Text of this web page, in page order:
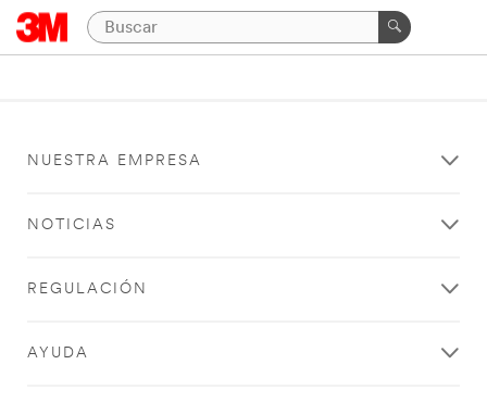
NUESTRA EMPRESA
NOTICIAS
REGULACIÓN
AYUDA